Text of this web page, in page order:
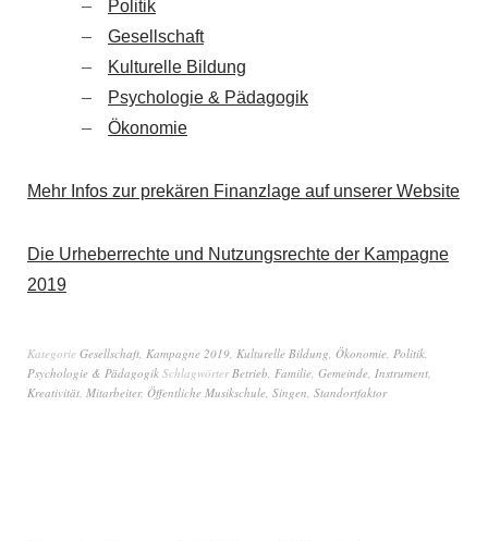
Politik
Gesellschaft
Kulturelle Bildung
Psychologie & Pädagogik
Ökonomie
Mehr Infos zur prekären Finanzlage auf unserer Website
Die Urheberrechte und Nutzungsrechte der Kampagne
2019
Kategorie Gesellschaft, Kampagne 2019, Kulturelle Bildung, Ökonomie, Politik,
Psychologie & Pädagogik SchlagwörterBetrieb, Familie, Gemeinde, Instrument,
Kreativität, Mitarbeiter, Öffentliche Musikschule, Singen, Standortfaktor